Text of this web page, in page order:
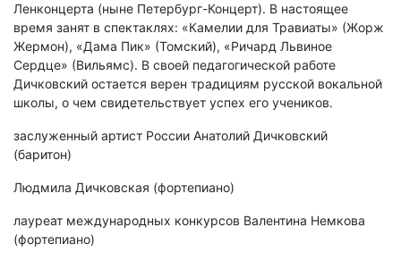
Ленконцерта (ныне Петербург-Концерт). В настоящее
время занят в спектаклях: «Камелии для Травиаты» (Жорж
Жермон), «Дама Пик» (Томский), «Ричард Львиное
Сердце» (Вильямс). В своей педагогической работе
Дичковский остается верен традициям русской вокальной
школы, о чем свидетельствует успех его учеников.
заслуженный артист России Анатолий Дичковский
(баритон)
Людмила Дичковская (фортепиано)
лауреат международных конкурсов Валентина Немкова
(фортепиано)